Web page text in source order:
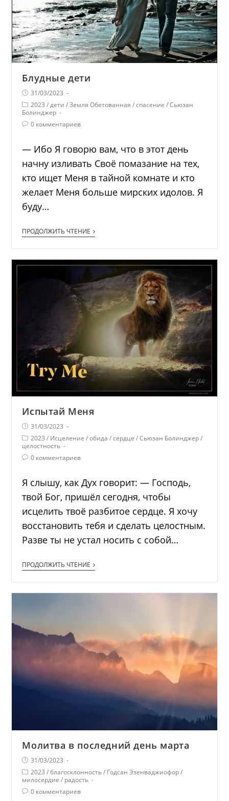
Блудные дети
31/03/2023
2023 / дети / Земля Обетованная / спасение / Сьюзан
Болинджер
0 комментариев
— Ибо Я говорю вам, что в этот день
начну изливать Своё помазание на тех,
кто ищет Меня в тайной комнате и кто
желает Меня больше мирских идолов. Я
буду…
ПРОДОЛЖИТЬ ЧТЕНИЕ
Испытай Меня
31/03/2023
2023 / Исцеление / обида / сердце / Сьюзан Болинджер /
целостность
0 комментариев
Я слышу, как Дух говорит: — Господь,
твой Бог, пришёл сегодня, чтобы
исцелить твоё разбитое сердце. Я хочу
восстановить тебя и сделать целостным.
Разве ты не устал носить с собой…
ПРОДОЛЖИТЬ ЧТЕНИЕ
Молитва в последний день марта
31/03/2023
2023 / благосклонность / Годсан Эзенваджиофор /
милосердие / радость
0 комментариев